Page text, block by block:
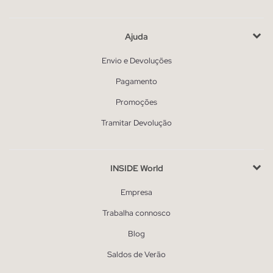
Ajuda
Envio e Devoluções
Pagamento
Promoções
Tramitar Devolução
INSIDE World
Empresa
Trabalha connosco
Blog
Saldos de Verão